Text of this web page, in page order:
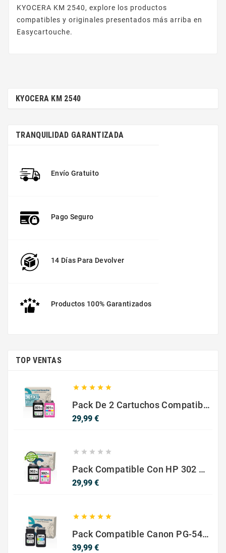
KYOCERA KM 2540, explore los productos
compatibles y originales presentados más arriba en
Easycartouche.
KYOCERA KM 2540
TRANQUILIDAD GARANTIZADA
Envío Gratuito
Pago Seguro
14 Días Para Devolver
Productos 100% Garantizados
TOP VENTAS
    
Pack De 2 Cartuchos Compatibles Con HP 301 XL Negro Y Color
29,99 €Precio
    
Pack Compatible Con HP 302 XL Negro Y Color - SIN NIVEL DE TINTA
29,99 €Precio
    
Pack Compatible Canon PG-540 XL / CL-541 XL ? Negro Y Color ? Alta Capacidad
39,99 €Precio